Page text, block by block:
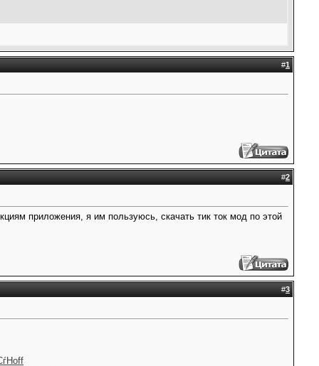
#1
#2
приложения, я им пользуюсь, скачать тик ток мод по этой
#3
Hoff